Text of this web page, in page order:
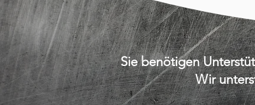
Sie benötigen
Wir